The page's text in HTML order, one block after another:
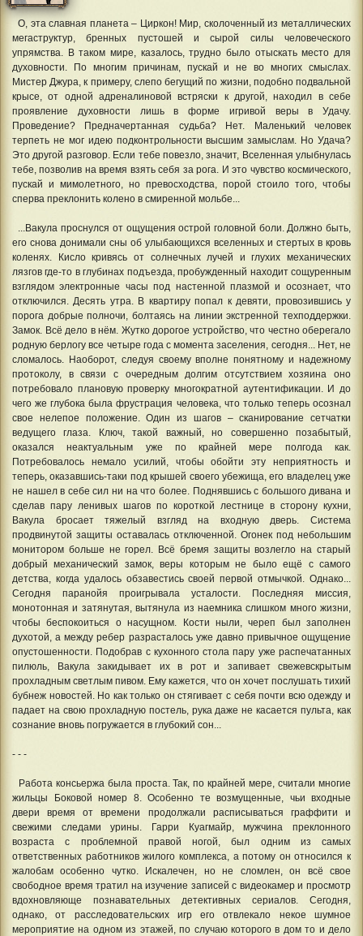
О, эта славная планета – Циркон! Мир, сколоченный из металлических
мегаструктур, бренных пустошей и сырой силы человеческого
упрямства. В таком мире, казалось, трудно было отыскать место для
духовности. По многим причинам, пускай и не во многих смыслах.
Мистер Джура, к примеру, слепо бегущий по жизни, подобно подвальной
крысе, от одной адреналиновой встряски к другой, находил в себе
проявление духовности лишь в форме игривой веры в Удачу.
Проведение? Предначертанная судьба? Нет. Маленький человек
терпеть не мог идею подконтрольности высшим замыслам. Но Удача?
Это другой разговор. Если тебе повезло, значит, Вселенная улыбнулась
тебе, позволив на время взять себя за рога. И это чувство космического,
пускай и мимолетного, но превосходства, порой стоило того, чтобы
сперва преклонить колено в смиренной мольбе...
...Вакула проснулся от ощущения острой головной боли. Должно быть,
его снова донимали сны об улыбающихся вселенных и стертых в кровь
коленях. Кисло кривясь от солнечных лучей и глухих механических
лязгов где-то в глубинах подъезда, пробужденный находит сощуренным
взглядом электронные часы под настенной плазмой и осознает, что
отключился. Десять утра. В квартиру попал к девяти, провозившись у
порога добрые полночи, болтаясь на линии экстренной техподдержки.
Замок. Всё дело в нём. Жутко дорогое устройство, что честно оберегало
родную берлогу все четыре года с момента заселения, сегодня... Нет, не
сломалось. Наоборот, следуя своему вполне понятному и надежному
протоколу, в связи с очередным долгим отсутствием хозяина оно
потребовало плановую проверку многократной аутентификации. И до
чего же глубока была фрустрация человека, что только теперь осознал
свое нелепое положение. Один из шагов – сканирование сетчатки
ведущего глаза. Ключ, такой важный, но совершенно позабытый,
оказался неактуальным уже по крайней мере полгода как.
Потребовалось немало усилий, чтобы обойти эту неприятность и
теперь, оказавшись-таки под крышей своего убежища, его владелец уже
не нашел в себе сил ни на что более. Поднявшись с большого дивана и
сделав пару ленивых шагов по короткой лестнице в сторону кухни,
Вакула бросает тяжелый взгляд на входную дверь. Система
продвинутой защиты оставалась отключенной. Огонек под небольшим
монитором больше не горел. Всё бремя защиты возлегло на старый
добрый механический замок, веры которым не было ещё с самого
детства, когда удалось обзавестись своей первой отмычкой. Однако...
Сегодня паранойя проигрывала усталости. Последняя миссия,
монотонная и затянутая, вытянула из наемника слишком много жизни,
чтобы беспокоиться о насущном. Кости ныли, череп был заполнен
духотой, а между ребер разрасталось уже давно привычное ощущение
опустошенности. Подобрав с кухонного стола пару уже распечатанных
пилюль, Вакула закидывает их в рот и запивает свежевскрытым
прохладным светлым пивом. Ему кажется, что он хочет послушать тихий
бубнеж новостей. Но как только он стягивает с себя почти всю одежду и
падает на свою прохладную постель, рука даже не касается пульта, как
сознание вновь погружается в глубокий сон...
- - -
Работа консьержа была проста. Так, по крайней мере, считали многие
жильцы Боковой номер 8. Особенно те возмущенные, чьи входные
двери время от времени продолжали расписываться граффити и
свежими следами урины. Гарри Куагмайр, мужчина преклонного
возраста с проблемной правой ногой, был одним из самых
ответственных работников жилого комплекса, а потому он относился к
жалобам особенно чутко. Искалечен, но не сломлен, он всё свое
свободное время тратил на изучение записей с видеокамер и просмотр
вдохновляюще познавательных детективных сериалов. Сегодня,
однако, от расследовательских игр его отвлекало некое шумное
мероприятие на одном из этажей, по случаю которого в дом то и дело